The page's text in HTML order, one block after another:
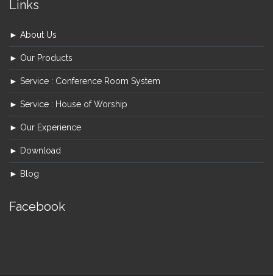
Links
► About Us
► Our Products
► Service : Conference Room System
► Service : House of Worship
► Our Experience
► Download
► Blog
Facebook